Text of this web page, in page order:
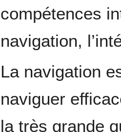
compétences
navigation,
La navigation
naviguer
la très grande